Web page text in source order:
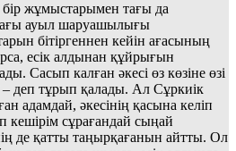
жұмыстарымен тағы да
ауыл шаруашылығы
бітіргеннен кейін ағасының
есік алдынан құйрығын
Сасып калған әкесі өз көзіне өзі
– деп тұрып қалады. Ал Сұркиік
адамдай, әкесінің қасына келіп
сұрағандай сыңай
де қатты таңырқағанын айтты. Ол